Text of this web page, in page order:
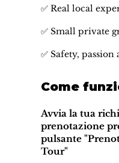
✅ Real local
✅ Small private
✅ Safety,
Come
Avvia la tua
prenotazione
pulsante
Tour"